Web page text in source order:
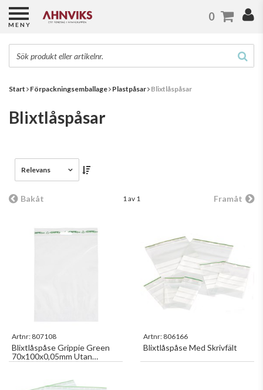
Start Förpackningsemballage Plastpåsar Blixtlåspåsar
Blixtlåspåsar
Relevans
Bakåt 1 av 1 Framåt
Artnr: 807108
Blixtlåspåse Grippie Green
70x100x0,05mm Utan
Skrivfält 100st/fp
Artnr: 806166
Blixtlåspåse Med Skrivfält
MENY
0